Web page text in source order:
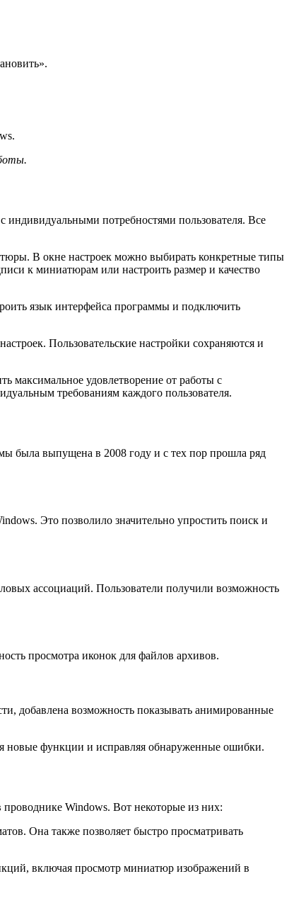
индивидуальными потребностями пользователя. Все
В окне настроек можно выбирать конкретные типы
к миниатюрам или настроить размер и качество
язык интерфейса программы и подключить
Пользовательские настройки сохраняются и
максимальное удовлетворение от работы с
требованиям каждого пользователя.
была выпущена в 2008 году и с тех пор прошла ряд
Это позволило значительно упростить поиск и
ассоциаций. Пользователи получили возможность
просмотра иконок для файлов архивов.
добавлена возможность показывать анимированные
новые функции и исправляя обнаруженные ошибки.
Windows. Вот некоторые из них:
Она также позволяет быстро просматривать
включая просмотр миниатюр изображений в